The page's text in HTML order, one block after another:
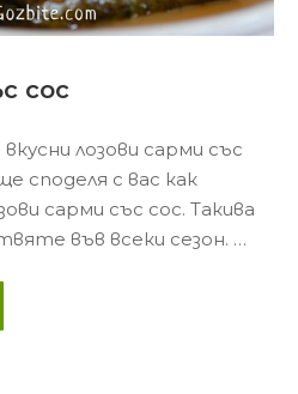
сос
лозови сарми със
споделя с вас как
сарми със сос. Такива
във всеки сезон. …